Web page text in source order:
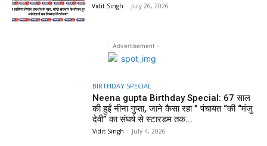
Vidit Singh - July 26, 2026
- Advertisement -
BIRTHDAY SPECIAL
Neena gupta Birthday Special: 67 साल
की हुईं नीना गुप्ता, जाने कैसा रहा ” पंचायत “की “मंजु
देवी” का संघर्ष से स्टारडम तक...
Vidit Singh - July 4, 2026